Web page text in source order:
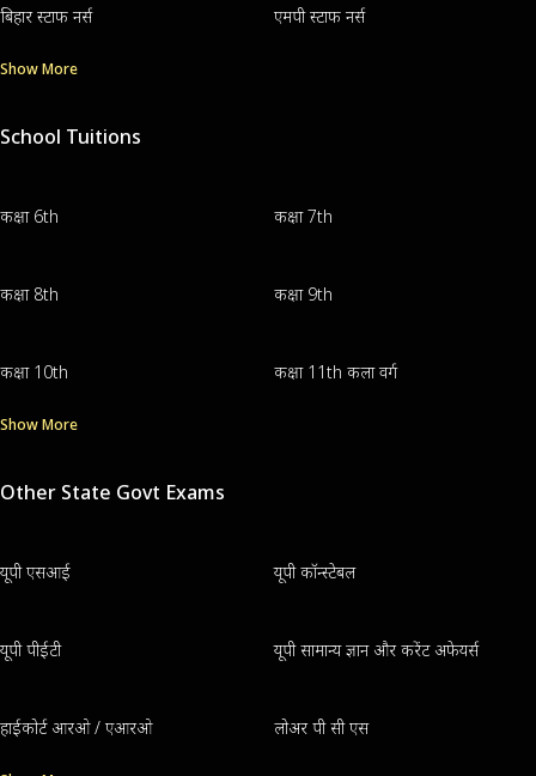
बिहार स्टाफ नर्स एमपी स्टाफ नर्स
Show More
School Tuitions
कक्षा 6th कक्षा 7th
कक्षा 8th कक्षा 9th
कक्षा 10th कक्षा 11th कला वर्ग
Show More
Other State Govt Exams
यूपी एसआई यूपी कॉन्स्टेबल
यूपी पीईटी यूपी सामान्य ज्ञान और करेंट अफेयर्स
हाईकोर्ट आरओ / एआरओ लोअर पी सी एस